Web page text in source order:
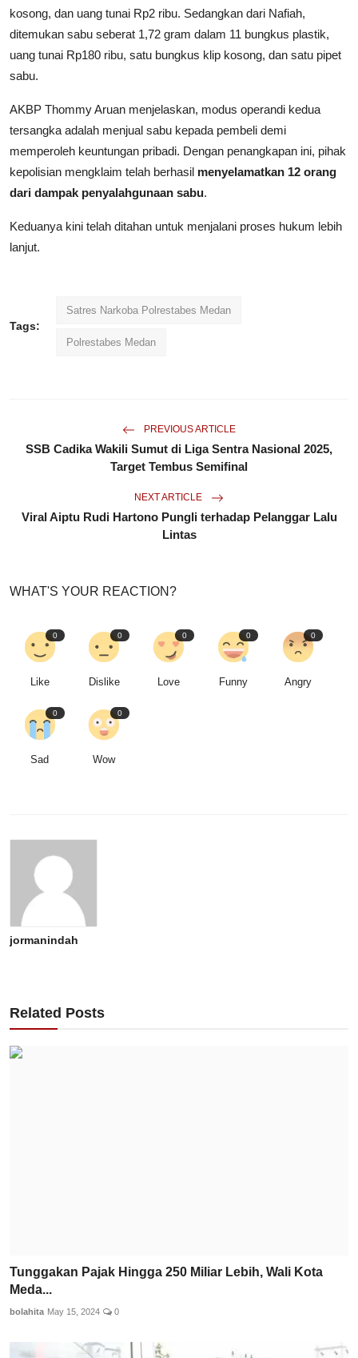
kosong, dan uang tunai Rp2 ribu. Sedangkan dari Nafiah,
ditemukan sabu seberat 1,72 gram dalam 11 bungkus plastik,
uang tunai Rp180 ribu, satu bungkus klip kosong, dan satu pipet
sabu.
AKBP Thommy Aruan menjelaskan, modus operandi kedua
tersangka adalah menjual sabu kepada pembeli demi
memperoleh keuntungan pribadi. Dengan penangkapan ini, pihak
kepolisian mengklaim telah berhasil menyelamatkan 12 orang
dari dampak penyalahgunaan sabu.
Keduanya kini telah ditahan untuk menjalani proses hukum lebih
lanjut.
Tags:
Satres Narkoba Polrestabes Medan
Polrestabes Medan
PREVIOUS ARTICLE
SSB Cadika Wakili Sumut di Liga Sentra Nasional 2025,
Target Tembus Semifinal
NEXT ARTICLE
Viral Aiptu Rudi Hartono Pungli terhadap Pelanggar Lalu
Lintas
WHAT'S YOUR REACTION?
0
Like
0
Dislike
0
Love
0
Funny
0
Angry
0
Sad
0
Wow
jormanindah
Related Posts
Tunggakan Pajak Hingga 250 Miliar Lebih, Wali Kota
Meda...
bolahita May 15, 2024 0